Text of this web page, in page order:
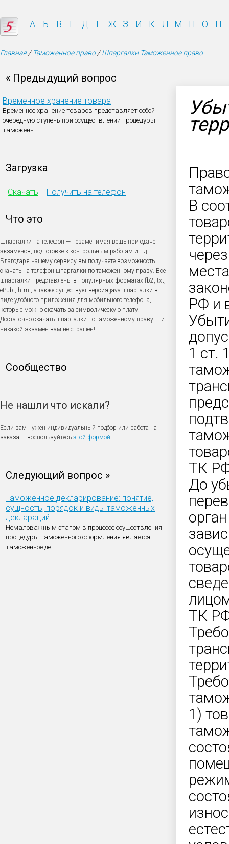
А Б В Г Д Е Ж З И К Л М Н О П
Главная/Таможенное право/Шпаргалки Таможенное право
« Предыдущий вопрос
Временное хранение товара
Временное хранение товаров представляет собой
очередную ступень при осуществлении процедуры
таможенн
Загрузка
Скачать Получить на телефон
Что это
Шпаргалки на телефон — незаменимая вещь при сдаче
экзаменов, подготовке к контрольным работам и т.д.
Благодаря нашему сервису вы получаете возможность
скачать на телефон шпаргалки по таможенному праву. Все
шпаргалки представлены в популярных форматах fb2, txt,
ePub , html, а также существует версия java шпаргалки в
виде удобного приложения для мобильного телефона,
которые можно скачать за символическую плату.
Достаточно скачать шпаргалки по таможенному праву — и
никакой экзамен вам не страшен!
Сообщество
Не нашли что искали?
Если вам нужен индивидуальный подбор или работа на
заказа — воспользуйтесь этой формой.
Следующий вопрос »
Таможенное декларирование: понятие,
сущность, порядок и виды таможенных
деклараций
Немаловажным этапом в процессе осуществления
процедуры таможенного оформления является
таможенное де
В
РФ и
1 ст.
ТК
До
ТК
1)